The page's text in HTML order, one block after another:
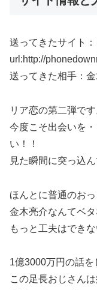
送ってきたサイト
url:http://
送ってきた相手：
リア恋の第二弾です
今度こそ出会いを
い！！
見た瞬間に突っ込
ほんとに普通のおっ
金木亮介なんてベ
もっと工夫はでき
1億3000万円の話を
この足長おじさん